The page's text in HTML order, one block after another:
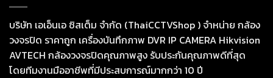
บริษัท เอเอ็นเอ ซิสเต็ม จำกัด (ThaiCCTVShop ) จำหน่าย กล้อง
วงจรปิด ราคาถูก เครื่องบันทึกภาพ DVR IP CAMERA Hikvision
AVTECH กล้องวงจรปิดคุณภาพสูง รับประกันคุณภาพดีที่สุด
โดยทีมงานมืออาชีพที่มีประสบการณ์มากกว่า 10 ปี